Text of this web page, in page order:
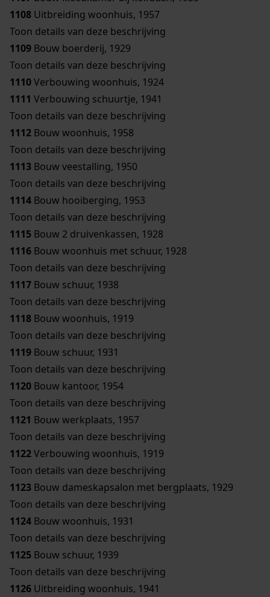
1108 Uitbreiding woonhuis, 1957
Toon details van deze beschrijving
1109 Bouw boerderij, 1929
Toon details van deze beschrijving
1110Verbouwing woonhuis, 1924
1111 Verbouwing schuurtje, 1941
Toon details van deze beschrijving
1112 Bouw woonhuis, 1958
Toon details van deze beschrijving
1113 Bouw veestalling, 1950
Toon details van deze beschrijving
1114 Bouw hooiberging, 1953
Toon details van deze beschrijving
1115 Bouw 2 druivenkassen, 1928
1116 Bouw woonhuis met schuur, 1928
Toon details van deze beschrijving
1117 Bouw schuur, 1938
Toon details van deze beschrijving
1118 Bouw woonhuis, 1919
Toon details van deze beschrijving
1119 Bouw schuur, 1931
Toon details van deze beschrijving
1120 Bouw kantoor, 1954
Toon details van deze beschrijving
1121 Bouw werkplaats, 1957
Toon details van deze beschrijving
1122Verbouwing woonhuis, 1919
Toon details van deze beschrijving
1123 Bouw dameskapsalon met bergplaats, 1929
Toon details van deze beschrijving
1124 Bouw woonhuis, 1931
Toon details van deze beschrijving
1125 Bouw schuur, 1939
Toon details van deze beschrijving
1126 Uitbreiding woonhuis, 1941